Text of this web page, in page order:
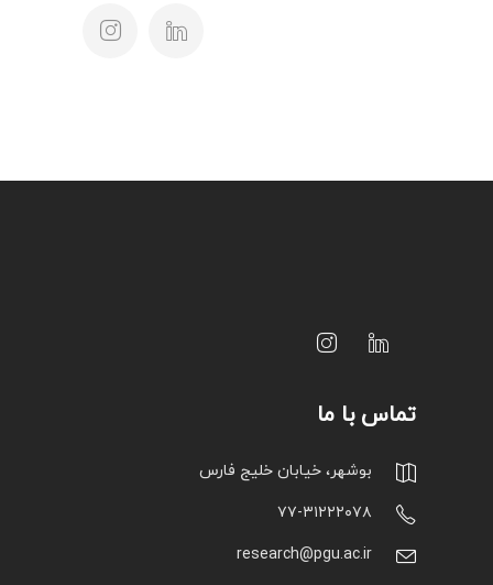
تماس با ما
بوشهر، خیابان خلیج فارس
۷۷-۳۱۲۲۲۰۷۸
research@pgu.ac.ir